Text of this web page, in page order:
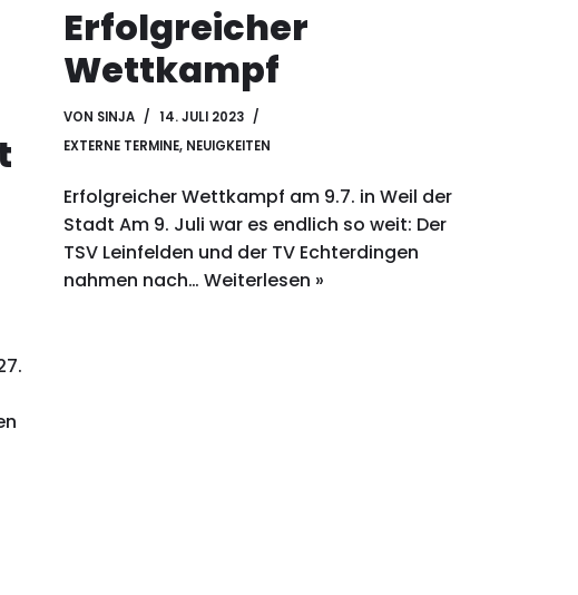
Erfolgreicher
Wettkampf
VON SINJA
14. JULI 2023
EXTERNE TERMINE, NEUIGKEITEN
Erfolgreicher Wettkampf am 9.7. in Weil der
Stadt Am 9. Juli war es endlich so weit: Der
TSV Leinfelden und der TV Echterdingen
nahmen nach… Weiterlesen »